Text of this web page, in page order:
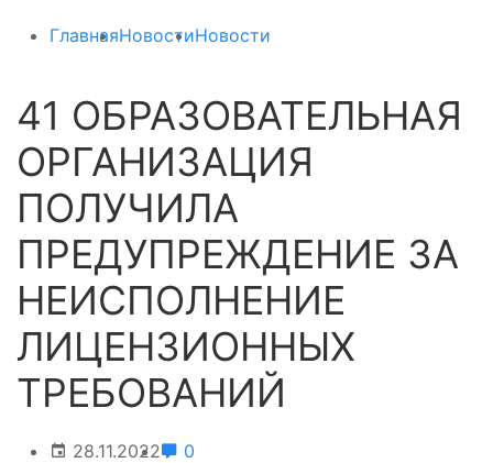
ГлавнаяНовостиНовости
41 ОБРАЗОВАТЕЛЬНАЯ
ОРГАНИЗАЦИЯ
ПОЛУЧИЛА
ПРЕДУПРЕЖДЕНИЕ ЗА
НЕИСПОЛНЕНИЕ
ЛИЦЕНЗИОННЫХ
ТРЕБОВАНИЙ
28.11.2022 0